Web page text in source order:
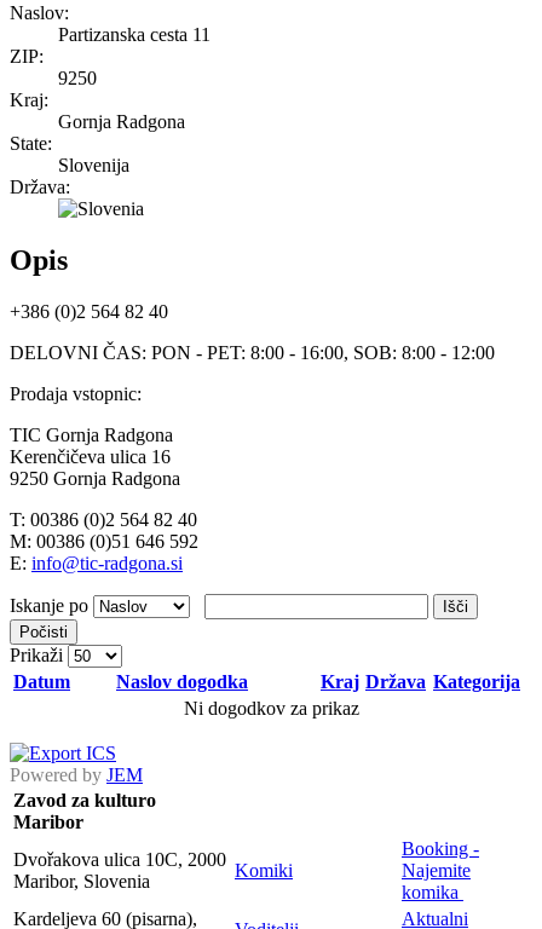
Naslov:
Partizanska cesta 11
ZIP:
9250
Kraj:
Gornja Radgona
State:
Slovenija
Država:
Opis
+386 (0)2 564 82 40
DELOVNI ČAS: PON - PET: 8:00 - 16:00, SOB: 8:00 - 12:00
Prodaja vstopnic:
TIC Gornja Radgona
Kerenčičeva ulica 16
9250 Gornja Radgona
T: 00386 (0)2 564 82 40
M: 00386 (0)51 646 592
E: info@tic-radgona.si
Iskanje po
Išči
Počisti
Prikaži
Datum
Naslov dogodka Kraj Država Kategorija
Ni dogodkov za prikaz
Powered by JEM
Zavod za kulturo
Maribor
Dvořakova ulica 10C, 2000
Maribor, Slovenia
Komiki
Booking -
Najemite
komika
Kardeljeva 60 (pisarna),
Aktualni